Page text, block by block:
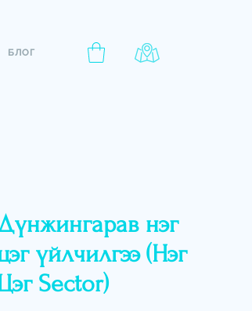
БЛОГ
нэг
үйлчилгээ (Нэг
Sector)